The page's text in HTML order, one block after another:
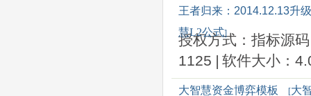
王者归来：2014.12.13升
慧L2公式]
授权方式：指标源码
1125 | 软件大小：
大智慧资金博弈模板 [大